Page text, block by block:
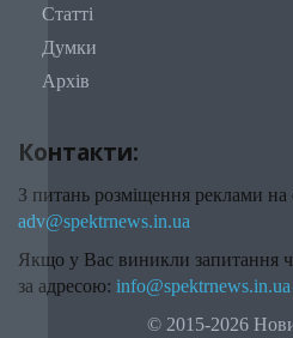
Статті
Думки
Архів
Контакти:
З питань розміщення реклами на
adv@spektrnews.in.ua
Якщо у Вас виникли запитання
за адресою: info@spektrnews.in.ua
© 2015-2026